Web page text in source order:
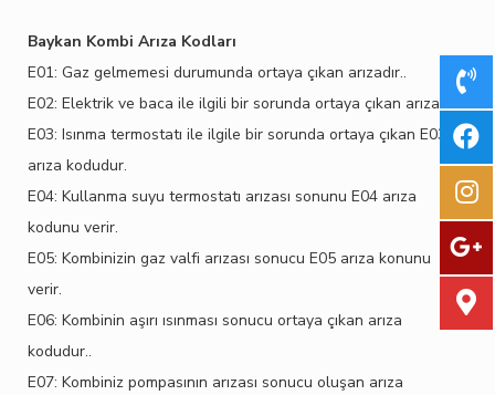
Baykan Kombi Arıza Kodları
E01: Gaz gelmemesi durumunda ortaya çıkan arızadır..
E02: Elektrik ve baca ile ilgili bir sorunda ortaya çıkan arızadır.
E03: Isınma termostatı ile ilgile bir sorunda ortaya çıkan E03
arıza kodudur.
E04: Kullanma suyu termostatı arızası sonunu E04 arıza
kodunu verir.
E05: Kombinizin gaz valfi arızası sonucu E05 arıza konunu
verir.
E06: Kombinin aşırı ısınması sonucu ortaya çıkan arıza
kodudur..
E07: Kombiniz pompasının arızası sonucu oluşan arıza